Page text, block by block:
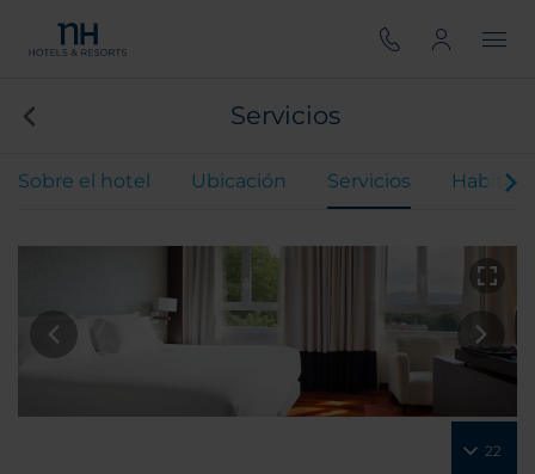
Servicios
Sobre el hotel Ubicación Servicios
22